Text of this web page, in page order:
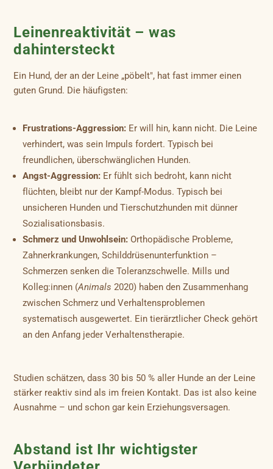
Leinenreaktivität – was
dahintersteckt
Ein Hund, der an der Leine „pöbelt", hat fast immer einen
guten Grund. Die häufigsten:
Frustrations-Aggression: Er will hin, kann nicht. Die Leine
verhindert, was sein Impuls fordert. Typisch bei
freundlichen, überschwänglichen Hunden.
Angst-Aggression: Er fühlt sich bedroht, kann nicht
flüchten, bleibt nur der Kampf-Modus. Typisch bei
unsicheren Hunden und Tierschutzhunden mit dünner
Sozialisationsbasis.
Schmerz und Unwohlsein: Orthopädische Probleme,
Zahnerkrankungen, Schilddrüsenunterfunktion –
Schmerzen senken die Toleranzschwelle. Mills und
Kolleg:innen (Animals 2020) haben den Zusammenhang
zwischen Schmerz und Verhaltensproblemen
systematisch ausgewertet. Ein tierärztlicher Check gehört
an den Anfang jeder Verhaltenstherapie.
Studien schätzen, dass 30 bis 50 % aller Hunde an der Leine
stärker reaktiv sind als im freien Kontakt. Das ist also keine
Ausnahme – und schon gar kein Erziehungsversagen.
Abstand ist Ihr wichtigster